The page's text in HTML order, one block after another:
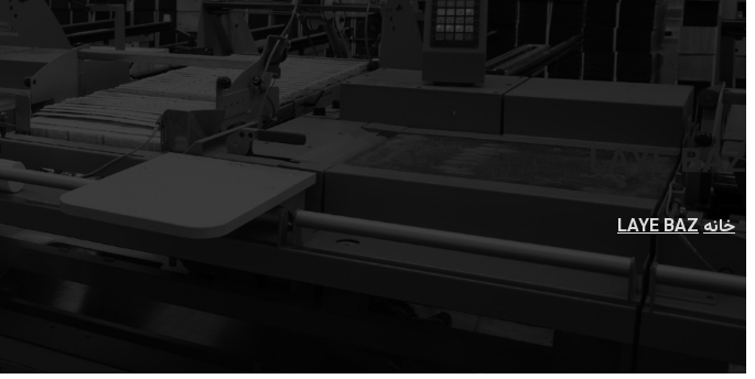
LAYE BAZ
خانهLAYE BAZ